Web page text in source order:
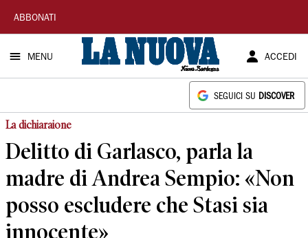
La
Nuova
Sardegna
ABBONATI
MENU ACCEDI
SEGUICI SU DISCOVER
La dichiaraione
Delitto di Garlasco, parla la
madre di Andrea Sempio: «Non
posso escludere che Stasi sia
innocente»